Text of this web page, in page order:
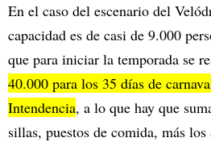
En el caso del escenario del
capacidad es de casi de 9.000
que para iniciar la temporada se
40.000 para los 35 días de
Intendencia, a lo que hay que
sillas, puestos de comida, más los